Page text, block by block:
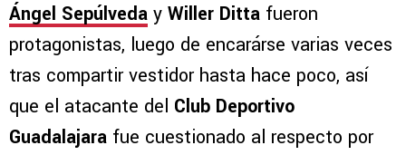
Ángel Sepúlveda y Willer Ditta fueron
protagonistas, luego de encarárse varias veces
tras compartir vestidor hasta hace poco, así
que el atacante del Club Deportivo
Guadalajara fue cuestionado al respecto por